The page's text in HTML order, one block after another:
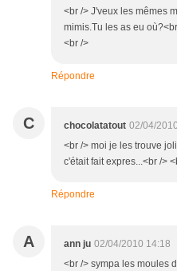
<br /> J'veux les mêmes
mimis.Tu les as eu
<br />
Répondre
C chocolatatout 02/04/
<br /> moi je les trouve
c'était fait expres...<br />
Répondre
A ann ju 02/04/2010 14:18
<br /> sympa les moules